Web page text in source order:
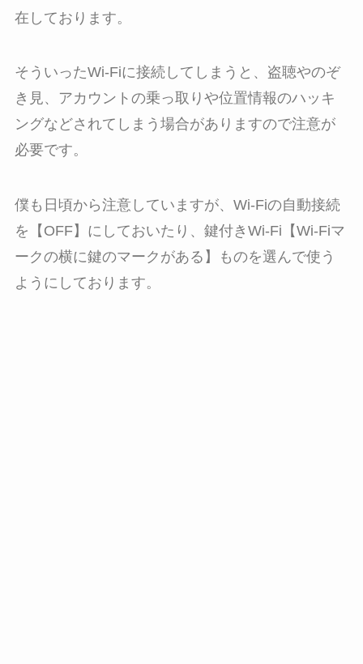
在しております。
そういったWi-Fiに接続してしまうと、盗聴やのぞ
き見、アカウントの乗っ取りや位置情報のハッキ
ングなどされてしまう場合がありますので注意が
必要です。
僕も日頃から注意していますが、Wi-Fiの自動接続
を【OFF】にしておいたり、鍵付きWi-Fi【Wi-Fiマ
ークの横に鍵のマークがある】ものを選んで使う
ようにしております。